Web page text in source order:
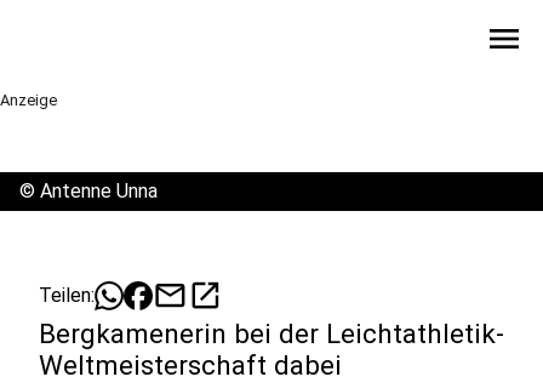
menu
Anzeige
© Antenne Unna
Teilen: mailopen_in_new
Bergkamenerin bei der Leichtathletik-
Weltmeisterschaft dabei